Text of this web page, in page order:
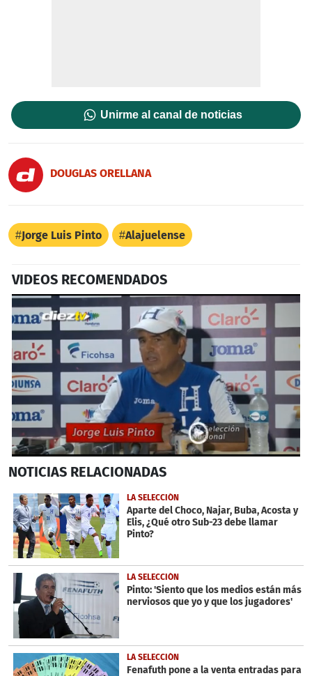
Unirme al canal de noticias
DOUGLAS ORELLANA
Jorge Luis Pinto Alajuelense
VIDEOS RECOMENDADOS
seconds
3
minutes,
7
seconds
NOTICIAS RELACIONADAS
LA SELECCIÓN
Aparte del Choco, Najar, Buba, Acosta y
Elis, ¿Qué otro Sub-23 debe llamar
Pinto?
LA SELECCIÓN
Pinto: 'Siento que los medios están más
nerviosos que yo y que los jugadores'
LA SELECCIÓN
Fenafuth pone a la venta entradas para